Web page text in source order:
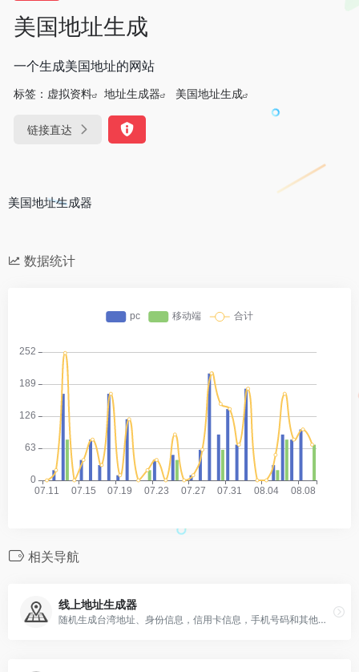
美国地址生成
一个生成美国地址的网站
标签： 虚拟资料 地址生成器 美国地址生成
链接直达
美国地址生成器
数据统计
相关导航
线上地址生成器
随机生成台湾地址、身份信息，信用卡信息，手机号码和其他基本信息。还会随机生成工作信息，财务信息，兴趣爱好等信息。